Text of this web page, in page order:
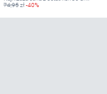
74,95zł-40%